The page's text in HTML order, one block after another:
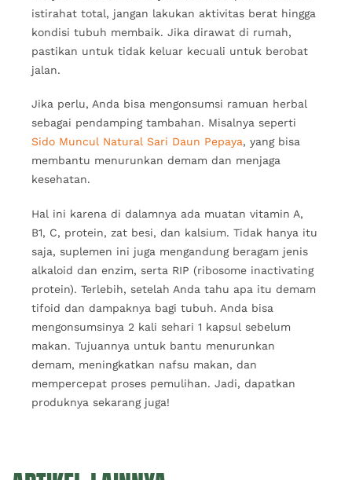
istirahat total, jangan lakukan aktivitas berat hingga
kondisi tubuh membaik. Jika dirawat di rumah,
pastikan untuk tidak keluar kecuali untuk berobat
jalan.
Jika perlu, Anda bisa mengonsumsi ramuan herbal
sebagai pendamping tambahan. Misalnya seperti
Sido Muncul Natural Sari Daun Pepaya, yang bisa
membantu menurunkan demam dan menjaga
kesehatan.
Hal ini karena di dalamnya ada muatan vitamin A,
B1, C, protein, zat besi, dan kalsium. Tidak hanya itu
saja, suplemen ini juga mengandung beragam jenis
alkaloid dan enzim, serta RIP (ribosome inactivating
protein). Terlebih, setelah Anda tahu apa itu demam
tifoid dan dampaknya bagi tubuh. Anda bisa
mengonsumsinya 2 kali sehari 1 kapsul sebelum
makan. Tujuannya untuk bantu menurunkan
demam, meningkatkan nafsu makan, dan
mempercepat proses pemulihan. Jadi, dapatkan
produknya sekarang juga!